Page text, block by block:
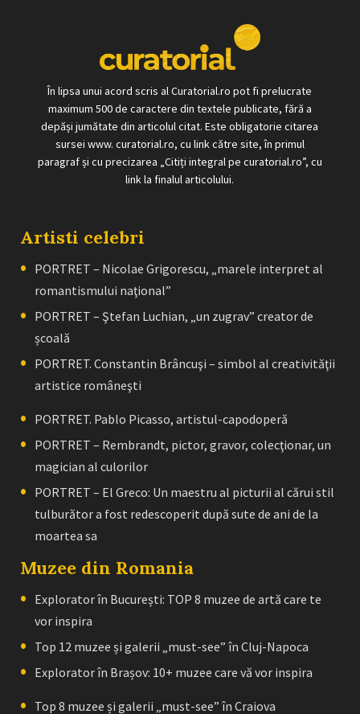
În lipsa unui acord scris al Curatorial.ro pot fi prelucrate
maximum 500 de caractere din textele publicate, fără a
depăși jumătate din articolul citat. Este obligatorie citarea
sursei www. curatorial.ro, cu link către site, în primul
paragraf și cu precizarea „Citiți integral pe curatorial.ro”, cu
link la finalul articolului.
Artisti celebri
PORTRET – Nicolae Grigorescu, „marele interpret al
romantismului naţional”
PORTRET – Ştefan Luchian, „un zugrav” creator de
școală
PORTRET. Constantin Brâncuşi – simbol al creativităţii
artistice româneşti
PORTRET. Pablo Picasso, artistul-capodoperă
PORTRET – Rembrandt, pictor, gravor, colecţionar, un
magician al culorilor
PORTRET – El Greco: Un maestru al picturii al cărui stil
tulburător a fost redescoperit după sute de ani de la
moartea sa
Muzee din Romania
Explorator în București: TOP 8 muzee de artă care te
vor inspira
Top 12 muzee și galerii „must-see” în Cluj-Napoca
Explorator în Brașov: 10+ muzee care vă vor inspira
Top 8 muzee și galerii „must-see” în Craiova